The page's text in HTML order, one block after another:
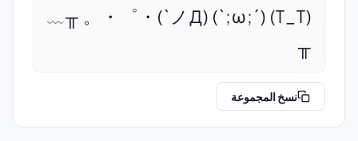
(T_T) (´;ω;`) (ノД`)・゜・。 ╥﹏
╥
نسخ المجموعة